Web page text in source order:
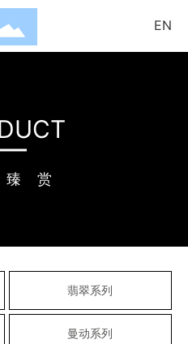
EN
取
赏
翡翠系列
曼动系列